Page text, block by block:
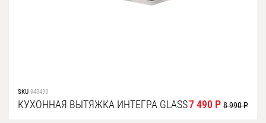
SKU 943433
КУХОННАЯ ВЫТЯЖКА ИНТЕГРА GLASS7 490 Р 8 990 Р